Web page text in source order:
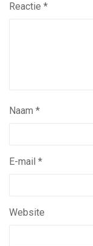
Reactie *
Naam *
E-mail *
Website